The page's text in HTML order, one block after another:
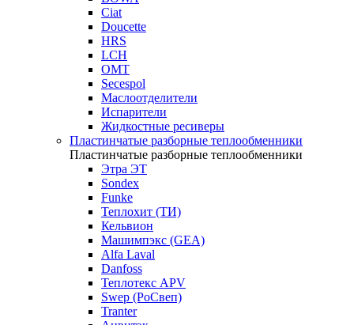
Ciat
Doucette
HRS
LCH
OMT
Secespol
Маслоотделители
Испарители
Жидкостные ресиверы
Пластинчатые разборные теплообменники
Пластинчатые разборные теплообменники
Этра ЭТ
Sondex
Funke
Теплохит (ТИ)
Кельвион
Машимпэкс (GEA)
Alfa Laval
Danfoss
Теплотекс APV
Swep (РоСвеп)
Tranter